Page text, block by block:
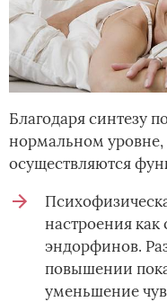
Благодаря синтезу
нормальном
осуществляются
настроения как
эндорфинов.
повышении
уменьшение